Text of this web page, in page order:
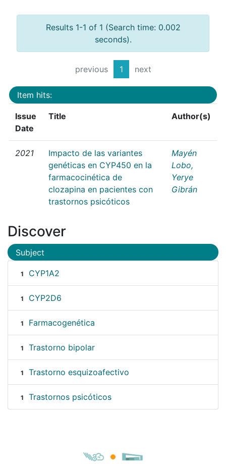
Results 1-1 of 1 (Search time: 0.002
seconds).
previous 1 next
Item hits:
Issue
Date
Title Author(s)
2021
Impacto de las variantes
genéticas en CYP450 en la
farmacocinética de
clozapina en pacientes con
trastornos psicóticos
Mayén
Lobo,
Yerye
Gibrán
Discover
Subject
1 CYP1A2
1 CYP2D6
1 Farmacogenética
1 Trastorno bipolar
1 Trastorno esquizoafectivo
1 Trastornos psicóticos